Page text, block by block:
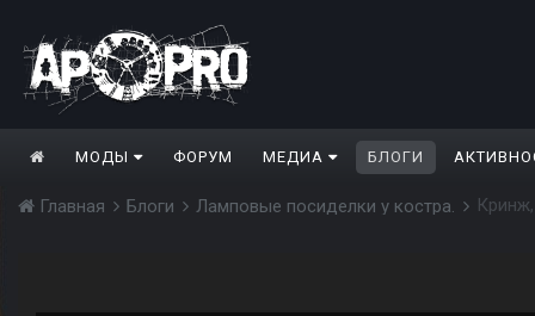
МОДЫ ФОРУМ МЕДИА БЛОГИ
Главная Блоги Ламповые посиделки у костра.